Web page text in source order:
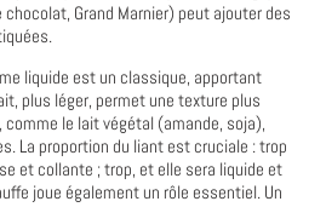
Grand Marnier) peut ajouter des
liquide est un classique, apportant
plus léger, permet une texture plus
le lait végétal (amande, soja),
La proportion du liant est cruciale : trop
et collante ; trop, et elle sera liquide et
joue également un rôle essentiel. Un